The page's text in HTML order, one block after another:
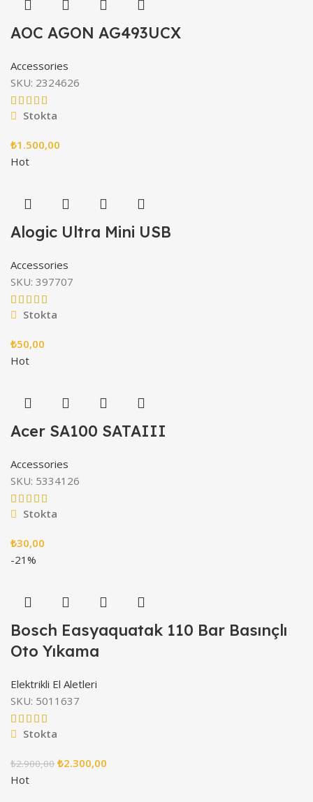
AOC AGON AG493UCX
Accessories
SKU: 2324626
Stokta
₺1.500,00
Hot
Alogic Ultra Mini USB
Accessories
SKU: 397707
Stokta
₺50,00
Hot
Acer SA100 SATAIII
Accessories
SKU: 5334126
Stokta
₺30,00
-21%
Bosch Easyaquatak 110 Bar Basınçlı
Oto Yıkama
Elektrikli El Aletleri
SKU: 5011637
Stokta
₺2.900,00 ₺2.300,00
Hot